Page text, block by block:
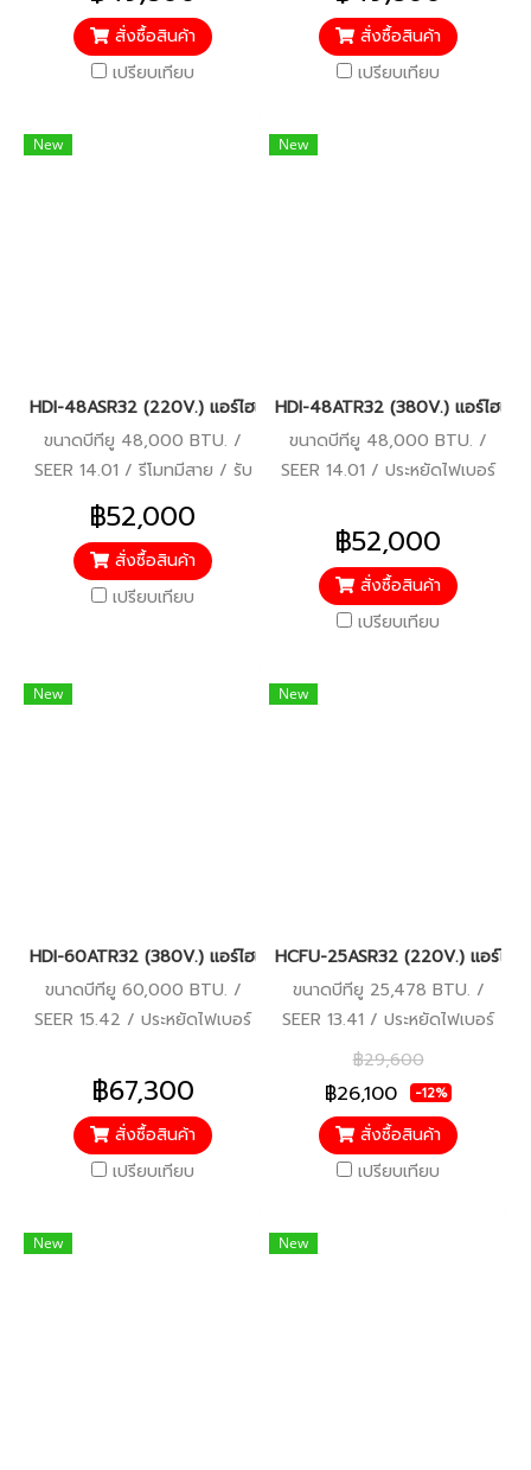
5 ปี
สั่งซื้อสินค้า
เปรียบเทียบ
5 ปี
สั่งซื้อสินค้า
เปรียบเทียบ
New
HDI-48ASR32 (220V.) แอร์ไฮเออร์ Haier คอยล์เปลือย Duct
ขนาดบีทียู 48,000 BTU. /
SEER 14.01 / รีโมทมีสาย / รับ
ประกันคอมเพรสเซอร์ 10 ปี
อะไหล่อื่นๆ 5 ปี
฿52,000
สั่งซื้อสินค้า
เปรียบเทียบ
New
HDI-48ATR32 (380V.) แอร์ไฮเ
ขนาดบีทียู 48,000 BTU. /
SEER 14.01 / ประหยัดไฟเบอร์
คอมเพรสเซอร์ 10 ปี อะไหล่อื่นๆ
5 ปี
฿52,000
สั่งซื้อสินค้า
เปรียบเทียบ
New
HDI-60ATR32 (380V.) แอร์ไฮเออร์ Haier คอยล์เปลือย Duct
ขนาดบีทียู 60,000 BTU. /
SEER 15.42 / ประหยัดไฟเบอร์
คอมเพรสเซอร์ 10 ปี อะไหล่อื่นๆ
5 ปี
฿67,300
สั่งซื้อสินค้า
เปรียบเทียบ
New
HCFU-25ASR32 (220V.) แอร์ไ
ขนาดบีทียู 25,478 BTU. /
SEER 13.41 / ประหยัดไฟเบอร์
5 / รับประกันคอมเพรสเซอร์ 5
ปี อะไหล่อื่นๆ 5 ปี
฿29,600
฿26,100 -12%
สั่งซื้อสินค้า
เปรียบเทียบ
New New